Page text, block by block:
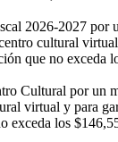
2026-2027
cultural
que no exceda
Cultural por
virtual y para
exceda los